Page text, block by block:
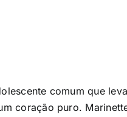
comum que
coração puro.